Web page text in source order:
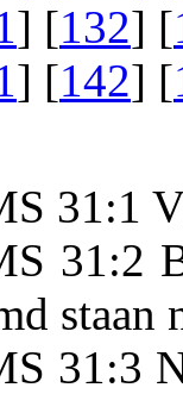
] [132] [
] [142] [
31:1
31:2
31:3